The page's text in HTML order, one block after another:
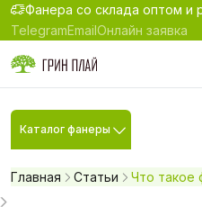
Фанера со склада оптом и
TelegramEmailОнлайн заявка
Каталог фанеры
Главная Статьи Что такое